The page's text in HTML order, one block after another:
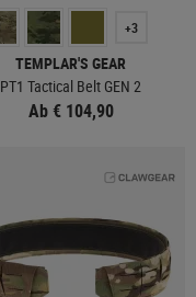
+3
TEMPLAR'S GEAR
PT1 Tactical Belt GEN 2
Ab € 104,90